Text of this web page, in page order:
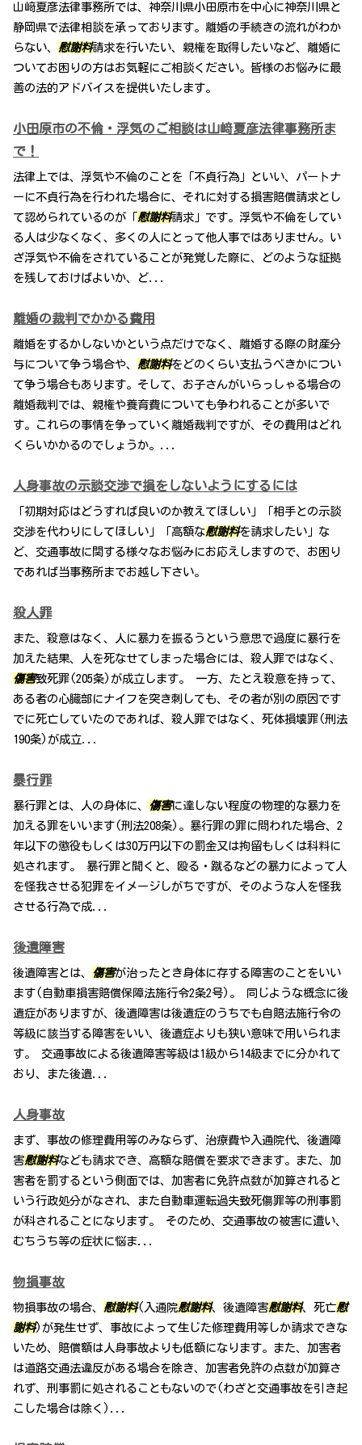
山﨑夏彦法律事務所では、神奈川県小田原市を中心に神奈川県と
静岡県で法律相談を承っております。離婚の手続きの流れがわか
らない、 慰謝料請求を行いたい、親権を取得したいなど、離婚に
ついてお困りの方はお気軽にご相談ください。皆様のお悩みに最
善の法的アドバイスを提供いたします。
小田原市の不倫・浮気のご相談は山﨑夏彦法律事務所ま
で！
法律上では、浮気や不倫のことを「不貞行為」といい、パートナ
ーに不貞行為を行われた場合に、それに対する損害賠償請求とし
て認められているのが「 慰謝料請求」です。浮気や不倫をしてい
る人は少なくなく、多くの人にとって他人事ではありません。い
ざ浮気や不倫をされていることが発覚した際に、どのような証拠
を残しておけばよいか、ど...
離婚の裁判でかかる費用
離婚をするかしないかという点だけでなく、離婚する際の財産分
与について争う場合や、 慰謝料をどのくらい支払うべきかについ
て争う場合もあります。そして、お子さんがいらっしゃる場合の
離婚裁判では、親権や養育費についても争われることが多いで
す。これらの事情を争っていく離婚裁判ですが、その費用はどれ
くらいかかるのでしょうか。...
人身事故の示談交渉で損をしないようにするには
「初期対応はどうすれば良いのか教えてほしい」「相手との示談
交渉を代わりにしてほしい」「高額な慰謝料を請求したい」な
ど、交通事故に関する様々なお悩みにお応えしますので、お困り
であれば当事務所までお越し下さい。
殺人罪
また、殺意はなく、人に暴力を振るうという意思で過度に暴行を
加えた結果、人を死なせてしまった場合には、殺人罪ではなく、
傷害致死罪(205条)が成立します。 一方、たとえ殺意を持って、
ある者の心臓部にナイフを突き刺しても、その者が別の原因です
でに死亡していたのであれば、殺人罪ではなく、死体損壊罪(刑法
190条)が成立...
暴行罪
暴行罪とは、人の身体に、 傷害に達しない程度の物理的な暴力を
加える罪をいいます(刑法208条)。暴行罪の罪に問われた場合、2
年以下の懲役もしくは30万円以下の罰金又は拘留もしくは科料に
処されます。 暴行罪と聞くと、殴る・蹴るなどの暴力によって人
を怪我させる犯罪をイメージしがちですが、そのような人を怪我
させる行為で成...
後遺障害
後遺障害とは、 傷害が治ったとき身体に存する障害のことをいい
ます(自動車損害賠償保障法施行令2条2号)。 同じような概念に後
遺症がありますが、後遺障害は後遺症のうちでも自賠法施行令の
等級に該当する障害をいい、後遺症よりも狭い意味で用いられま
す。 交通事故による後遺障害等級は1級から14級までに分かれて
おり、また後遺...
人身事故
まず、事故の修理費用等のみならず、治療費や入通院代、後遺障
害慰謝料なども請求でき、高額な賠償を要求できます。また、加
害者を罰するという側面では、加害者に免許点数が加算されると
いう行政処分がなされ、また自動車運転過失致死傷罪等の刑事罰
が科されることになります。 そのため、交通事故の被害に遭い、
むちうち等の症状に悩ま...
物損事故
物損事故の場合、 慰謝料(入通院慰謝料、後遺障害慰謝料、死亡慰
謝料)が発生せず、事故によって生じた修理費用等しか請求できな
いため、賠償額は人身事故よりも低額になります。また、加害者
は道路交通法違反がある場合を除き、加害者免許の点数が加算さ
れず、刑事罰に処されることもないので(わざと交通事故を引き起
こした場合は除く)...